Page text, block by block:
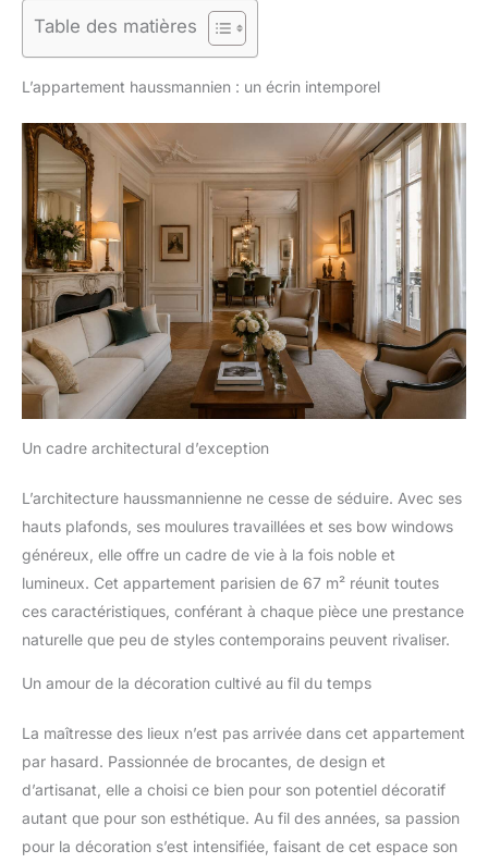
Table des matières
L’appartement haussmannien : un écrin intemporel
Un cadre architectural d’exception
L’architecture haussmannienne ne cesse de séduire. Avec ses
hauts plafonds, ses moulures travaillées et ses bow windows
généreux, elle offre un cadre de vie à la fois noble et
lumineux. Cet appartement parisien de 67 m² réunit toutes
ces caractéristiques, conférant à chaque pièce une prestance
naturelle que peu de styles contemporains peuvent rivaliser.
Un amour de la décoration cultivé au fil du temps
La maîtresse des lieux n’est pas arrivée dans cet appartement
par hasard. Passionnée de brocantes, de design et
d’artisanat, elle a choisi ce bien pour son potentiel décoratif
autant que pour son esthétique. Au fil des années, sa passion
pour la décoration s’est intensifiée, faisant de cet espace son